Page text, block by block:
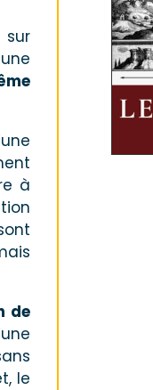
sur
à
de
le